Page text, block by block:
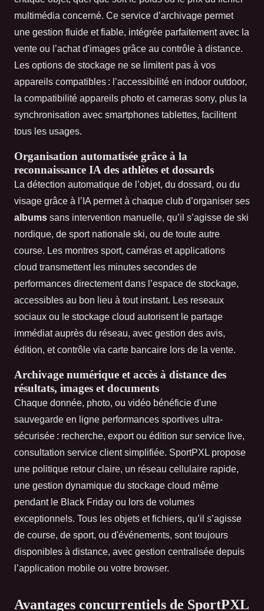
multimédia concerné. Ce service d’archivage permet
une gestion fluide et fiable, intégrée parfaitement avec la
vente ou l’achat d'images grâce au contrôle à distance.
Les options de stockage ne se limitent pas à vos
appareils compatibles : l’accessibilité en indoor outdoor,
la compatibilité appareils photo et cameras sony, plus la
synchronisation avec smartphones tablettes, facilitent
tous les usages.
Organisation automatisée grâce à la
reconnaissance IA des athlètes et dossards
La détection automatique de l’objet, du dossard, ou du
visage grâce à l’IA permet à chaque club d’organiser ses
albums sans intervention manuelle, qu’il s’agisse de ski
nordique, de sport nationale ski, ou de toute autre
course. Les montres sport, caméras et applications
cloud transmettent les minutes secondes de
performances directement dans l’espace de stockage,
accessibles au bon lieu à tout instant. Les reseaux
sociaux ou le stockage cloud autorisent le partage
immédiat auprès du réseau, avec gestion des avis,
édition, et contrôle via carte bancaire lors de la vente.
Archivage numérique et accès à distance des
résultats, images et documents
Chaque donnée, photo, ou vidéo bénéficie d'une
sauvegarde en ligne performances sportives ultra-
sécurisée : recherche, export ou édition sur service live,
consultation service client simplifiée. SportPXL propose
une politique retour claire, un réseau cellulaire rapide,
une gestion dynamique du stockage cloud même
pendant le Black Friday ou lors de volumes
exceptionnels. Tous les objets et fichiers, qu’il s’agisse
de course, de sport, ou d'événements, sont toujours
disponibles à distance, avec gestion centralisée depuis
l’application mobile ou votre browser.
Avantages concurrentiels de SportPXL